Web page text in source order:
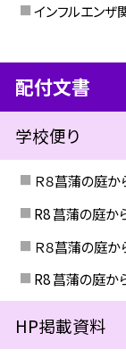
インフルエンザ
配付文書
学校便り
Ｒ８菖蒲の庭か
R8 菖蒲の庭か
Ｒ８菖蒲の庭
R8 菖蒲の庭か
HP掲載資料